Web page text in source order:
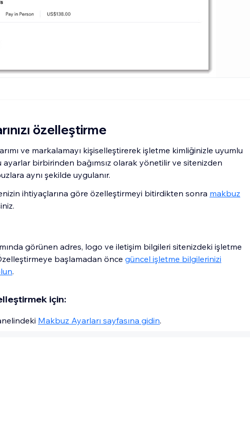
özelleştirme
ve markalamayı kişiselleştirerek işletme kimliğinizle uyumlu
ayarlar birbirinden bağımsız olarak yönetilir ve sitenizden
aynı şekilde uygulanır.
ihtiyaçlarına göre özelleştirmeyi bitirdikten sonra makbuz
görünen adres, logo ve iletişim bilgileri sitenizdeki işletme
başlamadan önce güncel işletme bilgilerinizi
.
için:
Makbuz Ayarları sayfasına gidin.